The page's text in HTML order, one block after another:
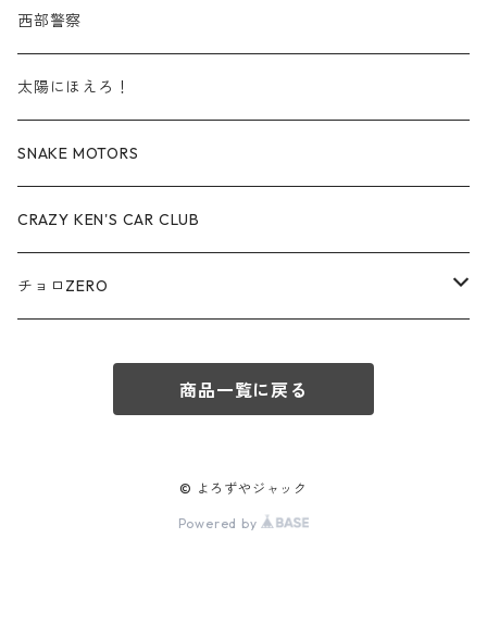
ビー・エム・ダブリュー / BMW
レクサス / LEXUS
アウディ / Audi
ロータス / LOTUS
三菱ふそう/ MITSUBISHI FUSO
赤箱 - 絶版（廃盤）トミカ No.60-69
赤箱 - 絶版（廃盤）トミカ No.70-79
赤箱 - 絶版（廃盤）トミカ No.110-119
TLV - No. LV-60-69
TLV - No. LV-70-79
TLV - No. LV-110-119
TLVN - No. LV-60-69
TLVN - No. LV-70-79
商用車・公用車
西部警察
太陽にほえろ！
SNAKE MOTORS
CRAZY KEN'S CAR CLUB
チョロZERO
チョロQZERO - No. Z-00-09
あぶない刑事
商品一覧に戻る
© よろずやジャック
Powered by